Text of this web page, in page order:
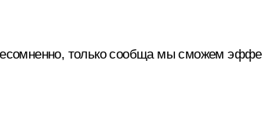
только сообща мы сможем